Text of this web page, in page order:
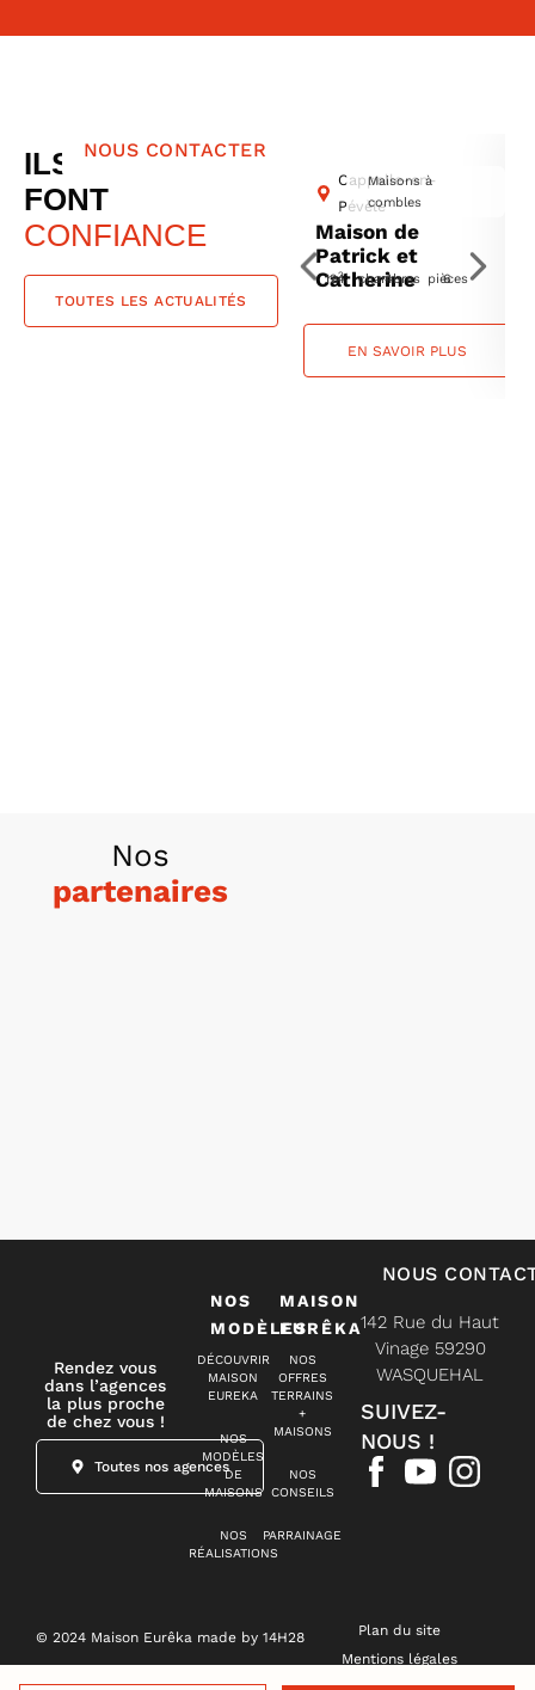
NOUS CONTACTER
ILS NOUS
FONT
CONFIANCE
TOUTES LES ACTUALITÉS
Maisons à
combles
Cappelle-en-
Pévèle
Maison de
Patrick et
Catherine
124 m2 4 chambres 6 pièces
EN SAVOIR PLUS
Nos
partenaires
Rendez vous
dans l’agences
la plus proche
de chez vous !
Toutes nos agences
NOS
MODÈLES
DÉCOUVRIR
MAISON
EUREKA
NOS
MODÈLES
DE
MAISONS
NOS
RÉALISATIONS
MAISON
EURÊKA
NOS
OFFRES
TERRAINS
+
MAISONS
NOS
CONSEILS
PARRAINAGE
NOUS
142 Rue du Haut
Vinage 59290
WASQUEHAL
SUIVEZ-
NOUS !
© 2024 Maison Eurêka made by 14H28
Plan du site
Mentions légales